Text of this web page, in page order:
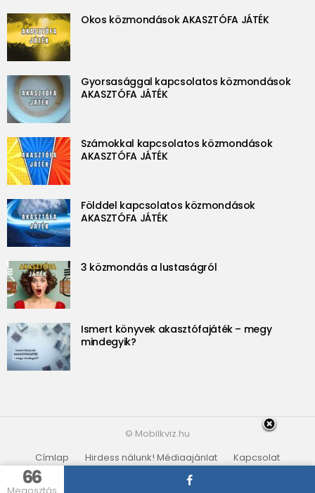
66
Okos közmondások AKASZTÓFA JÁTÉK
Gyorsasággal kapcsolatos közmondások
AKASZTÓFA JÁTÉK
Számokkal kapcsolatos közmondások
AKASZTÓFA JÁTÉK
Földdel kapcsolatos közmondások
AKASZTÓFA JÁTÉK
3 közmondás a lustaságról
Ismert könyvek akasztófajáték – megy
mindegyik?
© Mobilkviz.hu
Címlap
Hirdess nálunk! Médiaajánlat
Kapcsolat